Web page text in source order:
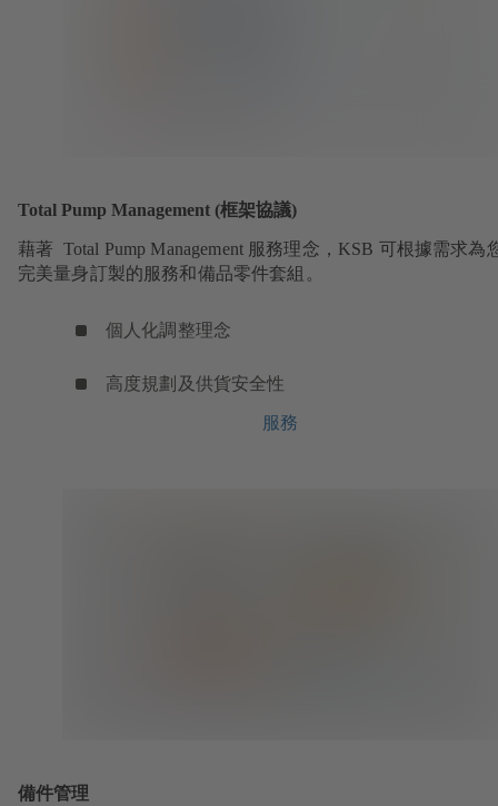
Total Pump Management (框架協議)
藉著 Total Pump Management 服務理念，KSB 可根據需求為
完美量身訂製的服務和備品零件套組。
個人化調整理念
高度規劃及供貨安全性
服務
備件管理